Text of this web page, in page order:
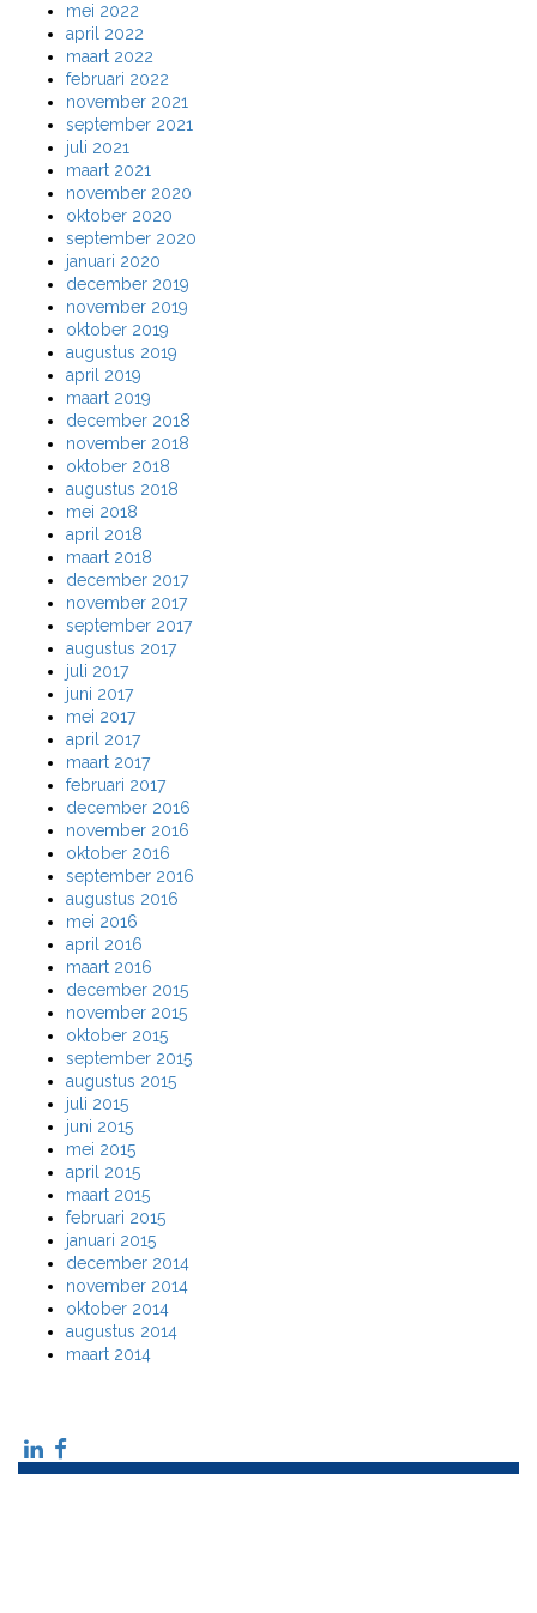
mei 2022
april 2022
maart 2022
februari 2022
november 2021
september 2021
juli 2021
maart 2021
november 2020
oktober 2020
september 2020
januari 2020
december 2019
november 2019
oktober 2019
augustus 2019
april 2019
maart 2019
december 2018
november 2018
oktober 2018
augustus 2018
mei 2018
april 2018
maart 2018
december 2017
november 2017
september 2017
augustus 2017
juli 2017
juni 2017
mei 2017
april 2017
maart 2017
februari 2017
december 2016
november 2016
oktober 2016
september 2016
augustus 2016
mei 2016
april 2016
maart 2016
december 2015
november 2015
oktober 2015
september 2015
augustus 2015
juli 2015
juni 2015
mei 2015
april 2015
maart 2015
februari 2015
januari 2015
december 2014
november 2014
oktober 2014
augustus 2014
maart 2014